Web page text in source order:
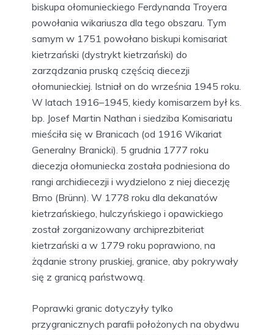
biskupa ołomunieckiego Ferdynanda Troyera
powołania wikariusza dla tego obszaru. Tym
samym w 1751 powołano biskupi komisariat
kietrzański (dystrykt kietrzański) do
zarządzania pruską częścią diecezji
ołomunieckiej. Istniał on do września 1945 roku.
W latach 1916–1945, kiedy komisarzem był ks.
bp. Josef Martin Nathan i siedziba Komisariatu
mieściła się w Branicach (od 1916 Wikariat
Generalny Branicki). 5 grudnia 1777 roku
diecezja ołomuniecka została podniesiona do
rangi archidiecezji i wydzielono z niej diecezję
Brno (Brünn). W 1778 roku dla dekanatów
kietrzańskiego, hulczyńskiego i opawickiego
został zorganizowany archiprezbiteriat
kietrzański a w 1779 roku poprawiono, na
żądanie strony pruskiej, granice, aby pokrywały
się z granicą państwową.
Poprawki granic dotyczyły tylko
przygranicznych parafii położonych na obydwu